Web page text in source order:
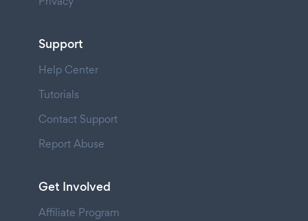
Support
Help Center
Tutorials
Contact Support
Report Abuse
Get Involved
Affiliate Program